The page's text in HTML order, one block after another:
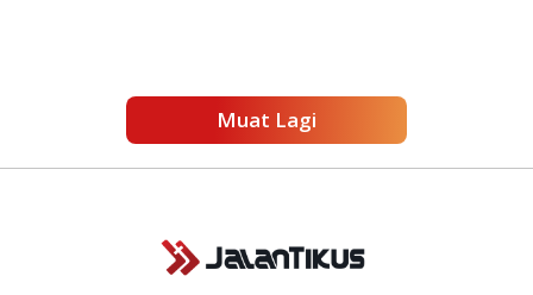
Muat Lagi